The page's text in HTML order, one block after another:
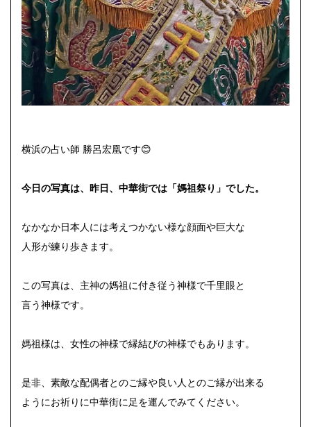
横浜の占い師 勝呂宏凰です😊
今日の写真は、昨日、中華街では「媽祖祭り」でした。
なかなか日本人には考えつかない様な顔面や巨大な
人形が練り歩きます。
この写真は、主神の媽祖に付き従う神様で千里眼と
言う神様です。
媽祖様は、女性の神様で縁結びの神様でもあります。
是非、素敵な配偶者とのご縁や良い人とのご縁が出来る
ようにお祈りに中華街に足を運んでみてください。